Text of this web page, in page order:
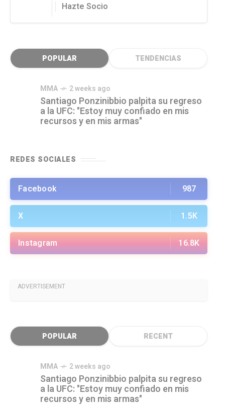
Hazte Socio
POPULAR TENDENCIAS
MMA 2 weeks ago
Santiago Ponzinibbio palpita su regreso
a la UFC: "Estoy muy confiado en mis
recursos y en mis armas"
REDES SOCIALES
Facebook 987
X 1.5K
Instagram 16.8K
ADVERTISEMENT
POPULAR RECENT
MMA 2 weeks ago
Santiago Ponzinibbio palpita su regreso
a la UFC: "Estoy muy confiado en mis
recursos y en mis armas"